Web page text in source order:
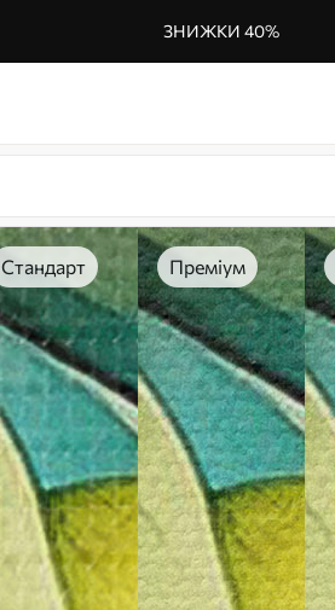
ЗНИЖКИ 40%
Стандарт Преміум